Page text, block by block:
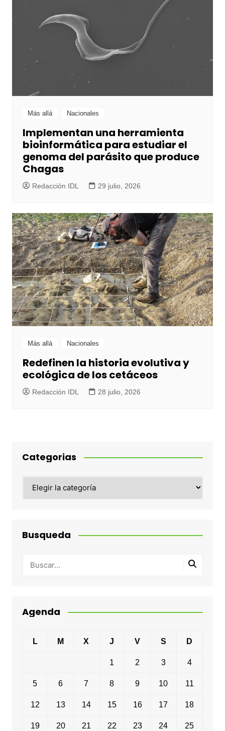
Más allá Nacionales
Implementan una herramienta
bioinformática para estudiar el
genoma del parásito que produce
Chagas
Redacción IDL 29 julio, 2026
Más allá Nacionales
Redefinen la historia evolutiva y
ecológica de los cetáceos
Redacción IDL 28 julio, 2026
Categorias
Busqueda
Agenda
L M X J V S D
1 2 3 4
5 6 7 8 9 10 11
12 13 14 15 16 17 18
19 20 21 22 23 24 25